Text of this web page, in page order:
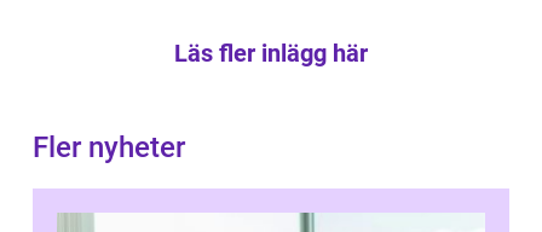
Läs fler inlägg här
Fler nyheter